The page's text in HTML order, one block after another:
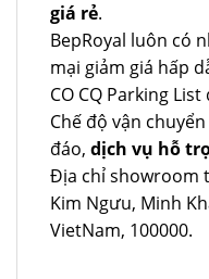
giá rẻ.
BepRoyal luôn có
mại giảm giá hấp
CO CQ Parking List
Chế độ vận
đáo, dịch vụ hỗ
Địa chỉ showroom
Kim Ngưu, Minh
VietNam, 100000.